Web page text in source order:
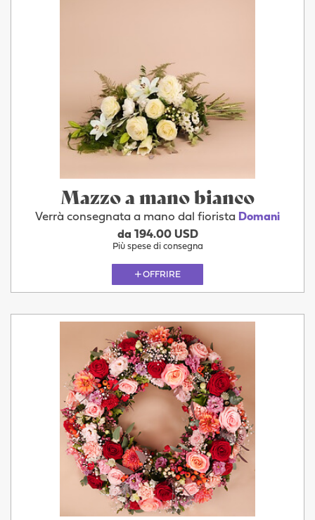
Mazzo a mano bianco
Verrà consegnata a mano dal fiorista Domani
da 194.00 USD
Più spese di consegna
OFFRIRE